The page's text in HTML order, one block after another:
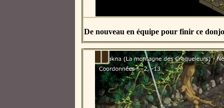
De nouveau en équipe pour finir ce